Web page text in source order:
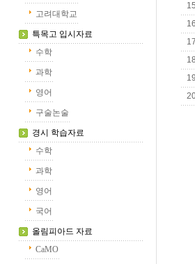
고려대학교
특목고 입시자료
수학
과학
영어
구술논술
경시 학습자료
수학
과학
영어
국어
올림피아드 자료
CaMO
15
16
17
18
19